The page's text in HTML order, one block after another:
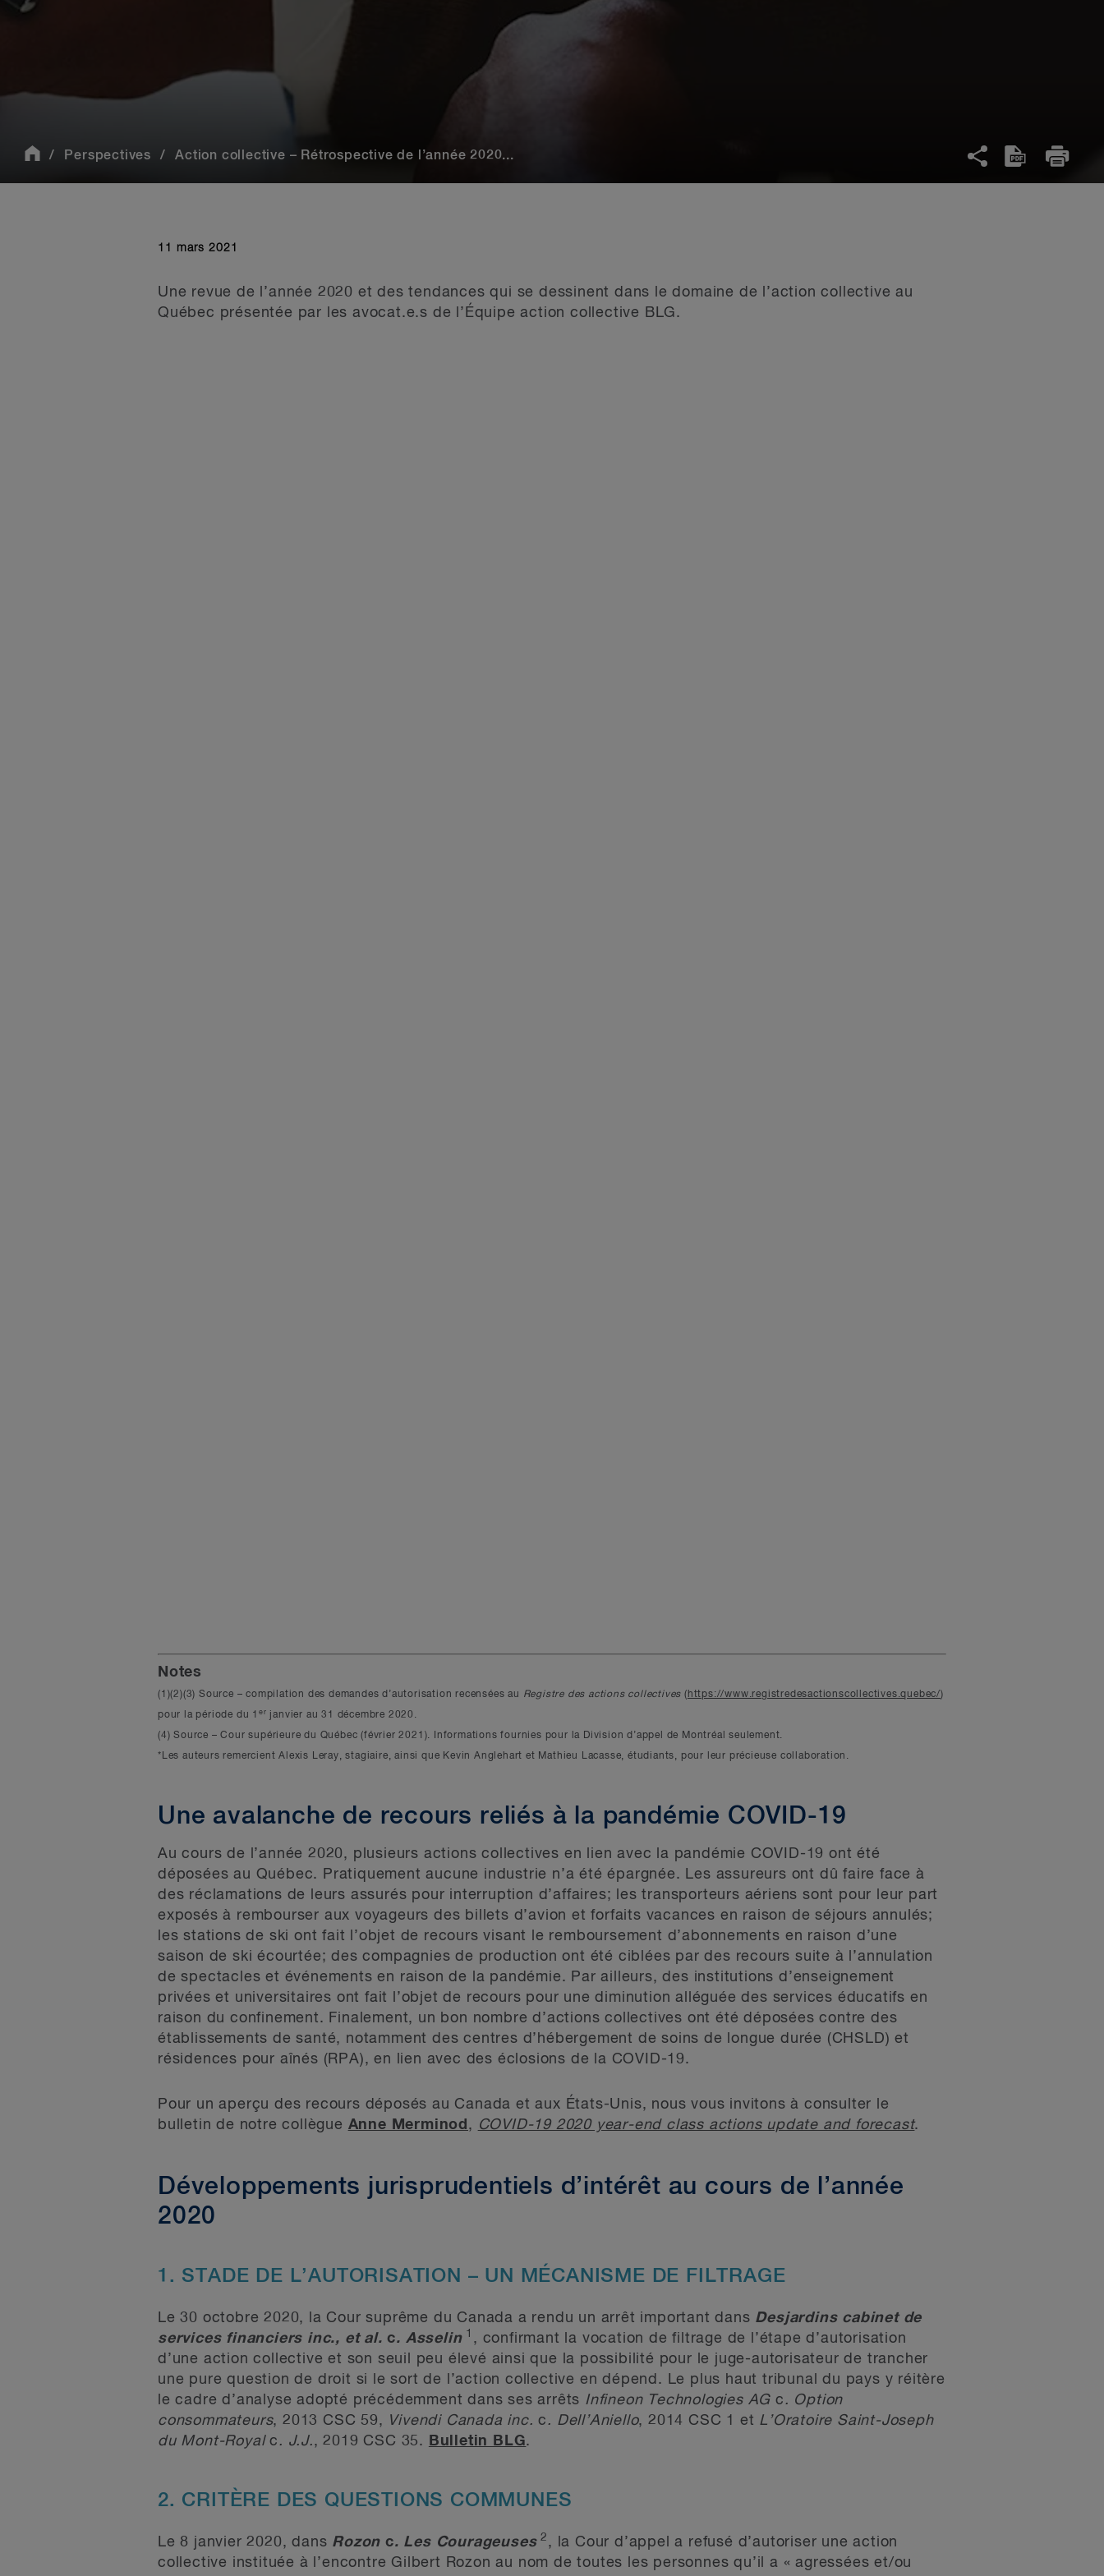
Perspectives Action collective – Rétrospective de l’année 2020...
11 mars 2021
Une revue de l’année 2020 et des tendances qui se dessinent dans le domaine de l’action collective au
Québec présentée par les avocat.e.s de l’Équipe action collective BLG.
Notes
(1)(2)(3) Source – compilation des demandes d’autorisation recensées au Registre des actions collectives ( https://www.registredesactionscollectives.quebec/)
pour la période du 1er janvier au 31 décembre 2020.
(4) Source – Cour supérieure du Québec (février 2021). Informations fournies pour la Division d’appel de Montréal seulement.
*Les auteurs remercient Alexis Leray, stagiaire, ainsi que Kevin Anglehart et Mathieu Lacasse, étudiants, pour leur précieuse collaboration.
Une avalanche de recours reliés à la pandémie COVID-19
Au cours de l’année 2020, plusieurs actions collectives en lien avec la pandémie COVID-19 ont été
déposées au Québec. Pratiquement aucune industrie n’a été épargnée. Les assureurs ont dû faire face à
des réclamations de leurs assurés pour interruption d’affaires; les transporteurs aériens sont pour leur part
exposés à rembourser aux voyageurs des billets d’avion et forfaits vacances en raison de séjours annulés;
les stations de ski ont fait l’objet de recours visant le remboursement d’abonnements en raison d’une
saison de ski écourtée; des compagnies de production ont été ciblées par des recours suite à l’annulation
de spectacles et événements en raison de la pandémie. Par ailleurs, des institutions d’enseignement
privées et universitaires ont fait l’objet de recours pour une diminution alléguée des services éducatifs en
raison du confinement. Finalement, un bon nombre d’actions collectives ont été déposées contre des
établissements de santé, notamment des centres d’hébergement de soins de longue durée (CHSLD) et
résidences pour aînés (RPA), en lien avec des éclosions de la COVID-19.
Pour un aperçu des recours déposés au Canada et aux États-Unis, nous vous invitons à consulter le
bulletin de notre collègue Anne Merminod , COVID-19 2020 year-end class actions update and forecast.
Développements jurisprudentiels d’intérêt au cours de l’année
2020
1. STADE DE L’AUTORISATION – UN MÉCANISME DE FILTRAGE
Le 30 octobre 2020, la Cour suprême du Canada a rendu un arrêt important dans Desjardins cabinet de
services financiers inc., et al.c. Asselin1 , confirmant la vocation de filtrage de l’étape d’autorisation
d’une action collective et son seuil peu élevé ainsi que la possibilité pour le juge-autorisateur de trancher
une pure question de droit si le sort de l’action collective en dépend. Le plus haut tribunal du pays y réitère
le cadre d’analyse adopté précédemment dans ses arrêts Infineon Technologies AG c. Option
consommateurs, 2013 CSC 59, Vivendi Canada inc.c. Dell’Aniello, 2014 CSC 1 et L’Oratoire Saint-Joseph
du Mont-Royalc. J.J., 2019 CSC 35. Bulletin BLG.
2. CRITÈRE DES QUESTIONS COMMUNES
Le 8 janvier 2020, dans Rozonc. Les Courageuses2 , la Cour d’appel a refusé d’autoriser une action
collective instituée à l’encontre Gilbert Rozon au nom de toutes les personnes qu’il a « agressées et/ou